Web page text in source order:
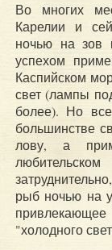
Во многих
Карелии и
ночью на зов
успехом
Каспийском
свет (лампы
более). Но
большинстве
лову, а
рыб ночью на
"холодного